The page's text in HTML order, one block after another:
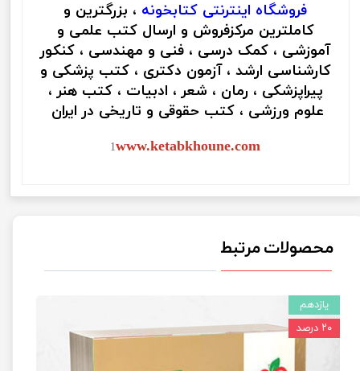
فروشگاه اینترنتی کتابخونه ، بزرگترین و
کاملترین مرکزفروش و ارسال کتب علمی و
آموزشی ، کمک درسی ، فنی و مهندسی ، کنکور
کارشناسی ارشد ، آزمون دکتری ، کتب پزشکی و
پیراپزشکی ، رمان ، شعر ، ادبیات ، کتب هنر ،
علوم ورزشی ، کتب حقوقی و تاریخی در ایران
1www.ketabkhoune.com
محصولات مرتبط
یازدهم
۲۰ درصد